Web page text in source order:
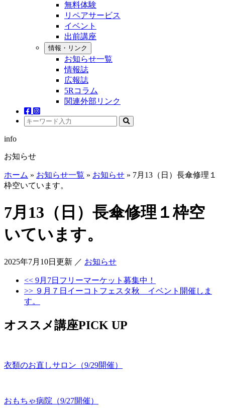
無料体験
リペアサービス
イベント
出前講座
情報・リンク
お知らせ一覧
情報誌
広報誌
5Rコラム
関連外部リンク
info
お知らせ
ホーム » お知らせ一覧 » お知らせ » 7月13（日）長傘修理１
枠空いています。
7月13（日）長傘修理１枠空
いています。
2025年7月10日更新 ／ お知らせ
<< 9月7日フリーマーケット募集中！
>> ９月７日イーコトフェスタ秋 イベント開催しま
す。
オススメ講座PICK UP
衣類のお直しサロン（9/29開催）
おもちゃ病院（9/27開催）